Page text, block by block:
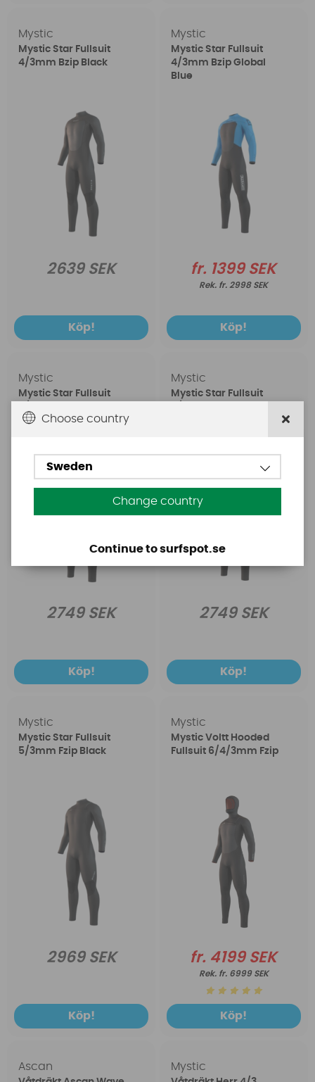
Mystic
Mystic Star Fullsuit
4/3mm Bzip Black
2639 SEK
Köp!
Mystic
Mystic Star Fullsuit
4/3mm Bzip Global
Blue
fr. 1399 SEK
fr. 2998 SEK
Köp!
Mystic
Mystic Star Fullsuit
2749 SEK
Köp!
Mystic
Mystic Star Fullsuit
2749 SEK
Köp!
Mystic
Mystic Star Fullsuit
5/3mm Fzip Black
2969 SEK
Köp!
Mystic
Mystic Voltt Hooded
Fullsuit 6/4/3mm Fzip
fr. 4199 SEK
fr. 6999 SEK
Köp!
Ascan Mystic
Choose country
Sweden
Change country
Continue to surfspot.se